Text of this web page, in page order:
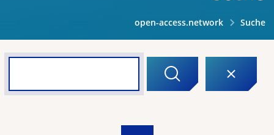
open-access.network Suche